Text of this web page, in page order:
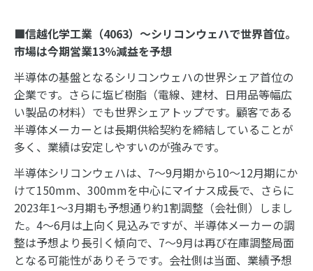
■信越化学工業（4063）～シリコンウェハで世界首位。
市場は今期営業13％減益を予想
半導体の基盤となるシリコンウェハの世界シェア首位の
企業です。さらに塩ビ樹脂（電線、建材、日用品等幅広
い製品の材料）でも世界シェアトップです。顧客である
半導体メーカーとは長期供給契約を締結していることが
多く、業績は安定しやすいのが強みです。
半導体シリコンウェハは、7～9月期から10～12月期にか
けて150mm、300mmを中心にマイナス成長で、さらに
2023年1～3月期も予想通り約1割調整（会社側）しまし
た。4～6月は上向く見込みですが、半導体メーカーの調
整は予想より長引く傾向で、7～9月は再び在庫調整局面
となる可能性がありそうです。会社側は当面、業績予想